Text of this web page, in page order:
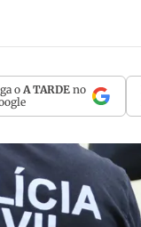
oA TARDE no